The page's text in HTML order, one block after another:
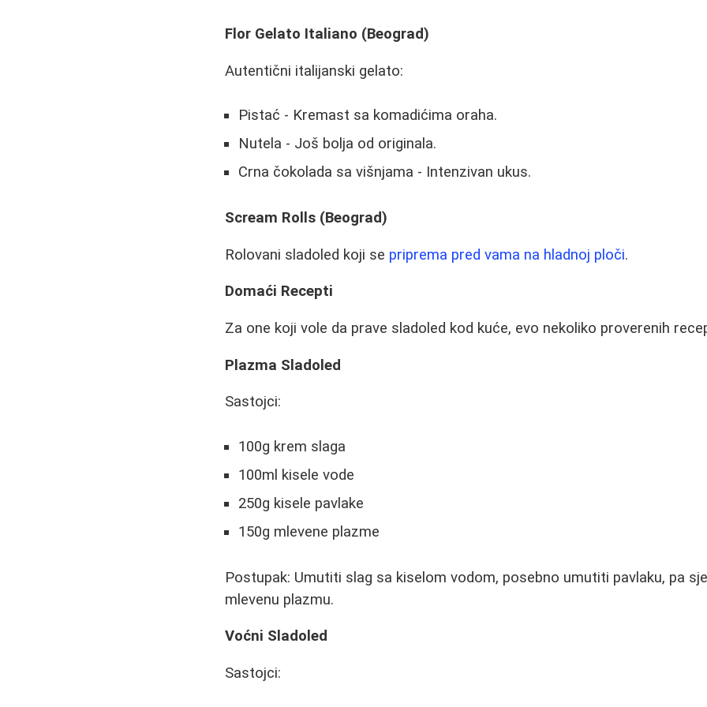
Flor Gelato Italiano (Beograd)
Autentični italijanski gelato:
Pistać - Kremast sa komadićima oraha.
Nutela - Još bolja od originala.
Crna čokolada sa višnjama - Intenzivan ukus.
Scream Rolls (Beograd)
Rolovani sladoled koji se priprema pred vama na hladnoj ploči.
Domaći Recepti
Za one koji vole da prave sladoled kod kuće, evo nekoliko proverenih
Plazma Sladoled
Sastojci:
100g krem slaga
100ml kisele vode
250g kisele pavlake
150g mlevene plazme
Postupak: Umutiti slag sa kiselom vodom, posebno umutiti pavlaku, pa
mlevenu plazmu.
Voćni Sladoled
Sastojci: